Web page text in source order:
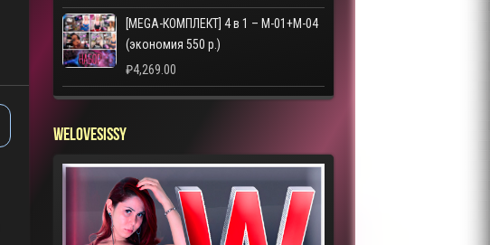
[MEGA-КОМПЛЕКТ] 4 в 1 – M-01+M-04
(экономия 550 р.)
₽4,269.00
WELOVESISSY